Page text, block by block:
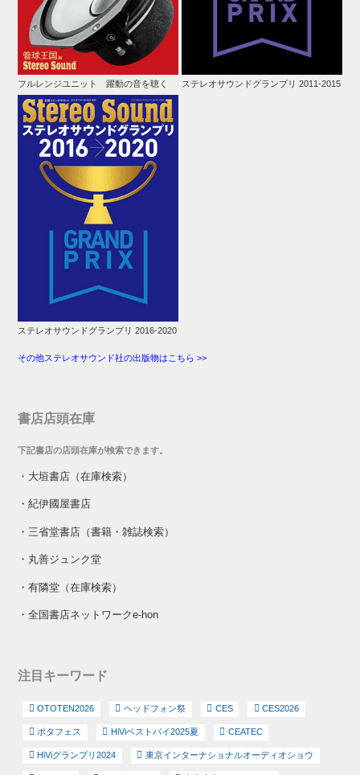
フルレンジユニット 躍動の音を聴く ステレオサウンドグランプリ 2011-2015
ステレオサウンドグランプリ 2016-2020
その他ステレオサウンド社の出版物はこちら >>
書店店頭在庫
下記書店の店頭在庫が検索できます。
・ 大垣書店（在庫検索）
・紀伊國屋書店
・ 三省堂書店（書籍・雑誌検索）
・ 丸善ジュンク堂
・有隣堂（在庫検索）
・全国書店ネットワークe-hon
注目キーワード
OTOTEN2026 ヘッドフォン祭 CES CES2026
ポタフェス HiViベストバイ2025夏 CEATEC
HiViグランプリ2024 東京インターナショナルオーディオショウ